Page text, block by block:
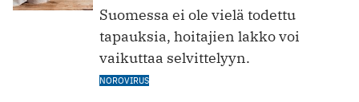
Suomessa ei ole v ielä todettu
tapauksia, hoitajien lakko voi
vaikuttaa selvittelyyn.
NOROVIRUS